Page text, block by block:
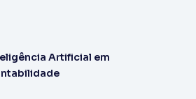
Artificial em